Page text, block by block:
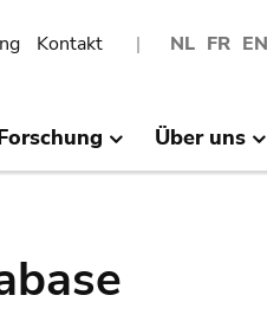
NL FR EN
Kontakt
Über uns